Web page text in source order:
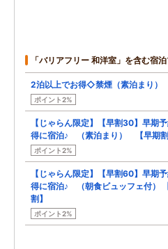
「バリアフリー 和洋室」を含む宿
2泊以上でお得◇禁煙（素泊まり）
ポイント2%
【じゃらん限定】【早割30】早期
得に宿泊♪ （素泊まり） 【早期割
ポイント2%
【じゃらん限定】【早割60】早期
得に宿泊♪ （朝食ビュッフェ付）
割】
ポイント2%